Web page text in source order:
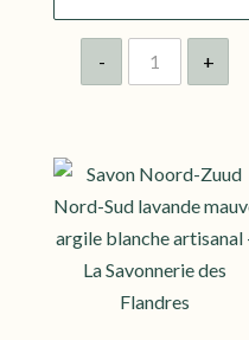
-
quantité
Savon
Bière
et
Litsée
Citronnée
+